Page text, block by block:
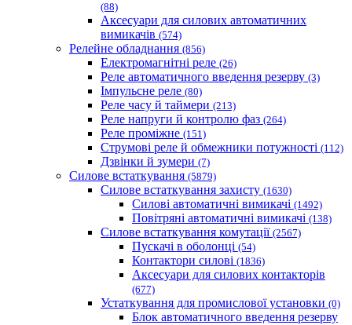
(88)
Аксесуари для силових автоматичних
вимикачів (574)
Релейне обладнання (856)
Електромагнітні реле (26)
Реле автоматичного введення резерву (3)
Імпульсне реле (80)
Реле часу й таймери (213)
Реле напруги й контролю фаз (264)
Реле проміжне (151)
Струмові реле й обмежники потужності (112)
Дзвінки й зумери (7)
Силове встаткування (5879)
Силове встаткування захисту (1630)
Силові автоматичні вимикачі (1492)
Повітряні автоматичні вимикачі (138)
Силове встаткування комутації (2567)
Пускачі в оболонці (54)
Контактори силові (1836)
Аксесуари для силових контакторів
(677)
Устаткування для промислової установки (0)
Блок автоматичного введення резерву